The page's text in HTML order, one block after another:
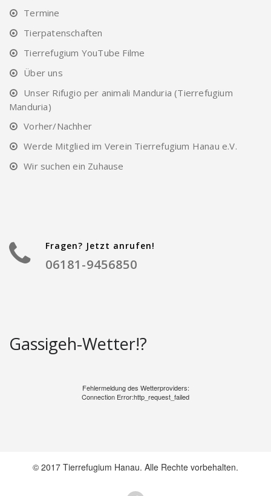
Termine
Tierpatenschaften
Tierrefugium YouTube Filme
Über uns
Unser Rifugio per animali Manduria (Tierrefugium
Manduria)
Vorher/Nachher
Werde Mitglied im Verein Tierrefugium Hanau e.V.
Wir suchen ein Zuhause
Fragen? Jetzt anrufen!
06181-9456850
Gassigeh-Wetter!?
Fehlermeldung des Wetterproviders:
Connection Error:http_request_failed
© 2017 Tierrefugium Hanau. Alle Rechte vorbehalten.